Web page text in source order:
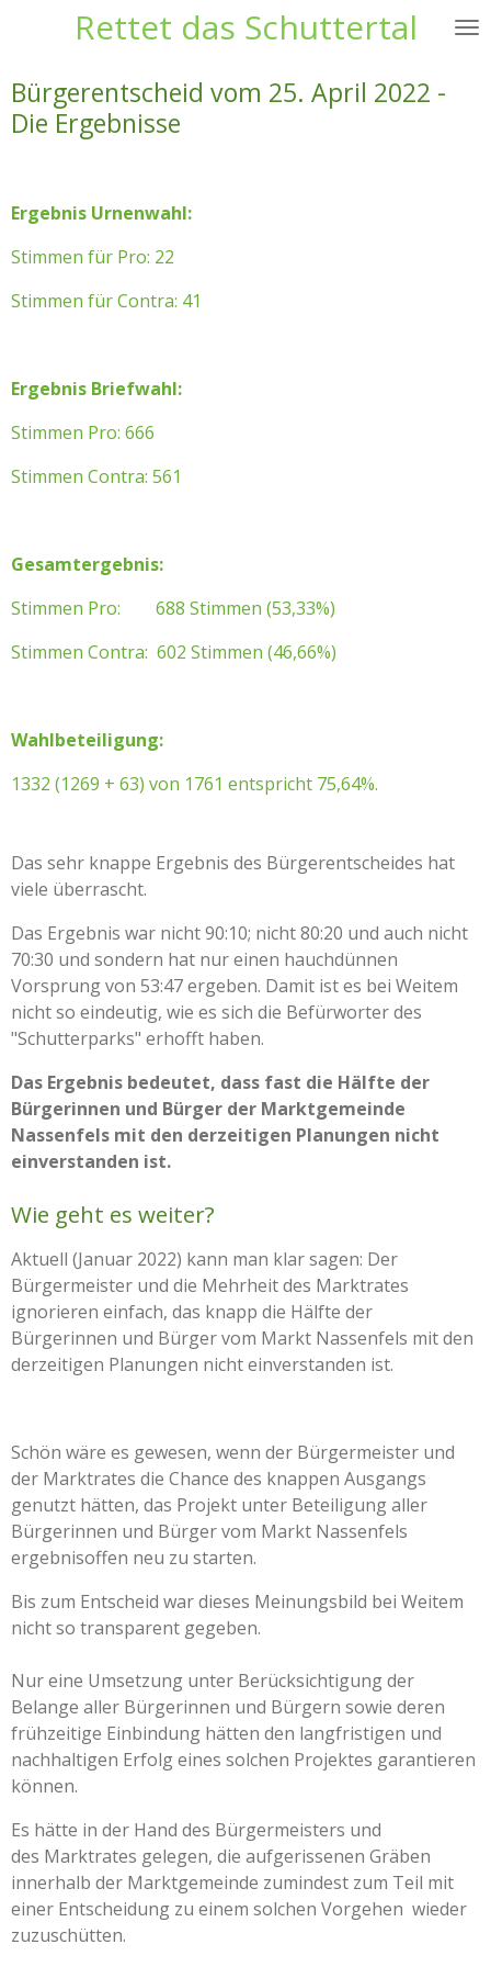
Rettet das Schuttertal
Bürgerentscheid vom 25. April 2022 -
Die Ergebnisse
Ergebnis Urnenwahl:
Stimmen für Pro: 22
Stimmen für Contra: 41
Ergebnis Briefwahl:
Stimmen Pro: 666
Stimmen Contra: 561
Gesamtergebnis:
Stimmen Pro: 688 Stimmen (53,33%)
Stimmen Contra: 602 Stimmen (46,66%)
Wahlbeteiligung:
1332 (1269 + 63) von 1761 entspricht 75,64%.
Das sehr knappe Ergebnis des Bürgerentscheides hat
viele überrascht.
Das Ergebnis war nicht 90:10; nicht 80:20 und auch nicht
70:30 und sondern hat nur einen hauchdünnen
Vorsprung von 53:47 ergeben. Damit ist es bei Weitem
nicht so eindeutig, wie es sich die Befürworter des
"Schutterparks" erhofft haben.
Das Ergebnis bedeutet, dass fast die Hälfte der
Bürgerinnen und Bürger der Marktgemeinde
Nassenfels mit den derzeitigen Planungen nicht
einverstanden ist.
Wie geht es weiter?
Aktuell (Januar 2022) kann man klar sagen: Der
Bürgermeister und die Mehrheit des Marktrates
ignorieren einfach, das knapp die Hälfte der
Bürgerinnen und Bürger vom Markt Nassenfels mit den
derzeitigen Planungen nicht einverstanden ist.
Schön wäre es gewesen, wenn der Bürgermeister und
der Marktrates die Chance des knappen Ausgangs
genutzt hätten, das Projekt unter Beteiligung aller
Bürgerinnen und Bürger vom Markt Nassenfels
ergebnisoffen neu zu starten.
Bis zum Entscheid war dieses Meinungsbild bei Weitem
nicht so transparent gegeben.
Nur eine Umsetzung unter Berücksichtigung der
Belange aller Bürgerinnen und Bürgern sowie deren
frühzeitige Einbindung hätten den langfristigen und
nachhaltigen Erfolg eines solchen Projektes garantieren
können.
Es hätte in der Hand des Bürgermeisters und
des Marktrates gelegen, die aufgerissenen Gräben
innerhalb der Marktgemeinde zumindest zum Teil mit
einer Entscheidung zu einem solchen Vorgehen wieder
zuzuschütten.